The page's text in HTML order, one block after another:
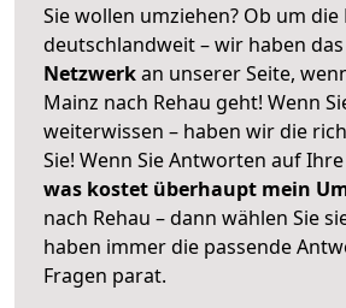
Sie wollen umziehen? Ob um die
deutschlandweit – wir haben das
Netzwerkan unserer Seite,
Mainz nach Rehau geht! Wenn
weiterwissen – haben wir die
Sie! Wenn Sie Antworten auf
was kostet überhaupt mein
nach Rehau – dann wählen Sie
haben immer die passende
Fragen parat.